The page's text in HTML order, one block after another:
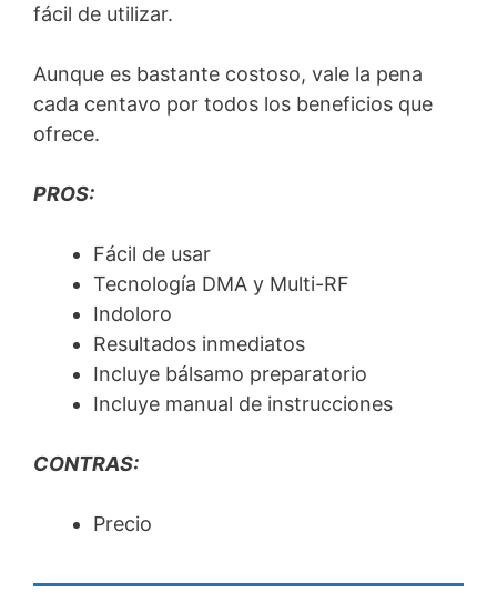
fácil de utilizar.
Aunque es bastante costoso, vale la pena
cada centavo por todos los beneficios que
ofrece.
PROS:
Fácil de usar
Tecnología DMA y Multi-RF
Indoloro
Resultados inmediatos
Incluye bálsamo preparatorio
Incluye manual de instrucciones
CONTRAS:
Precio